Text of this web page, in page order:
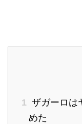
1 ザガーロは
めた